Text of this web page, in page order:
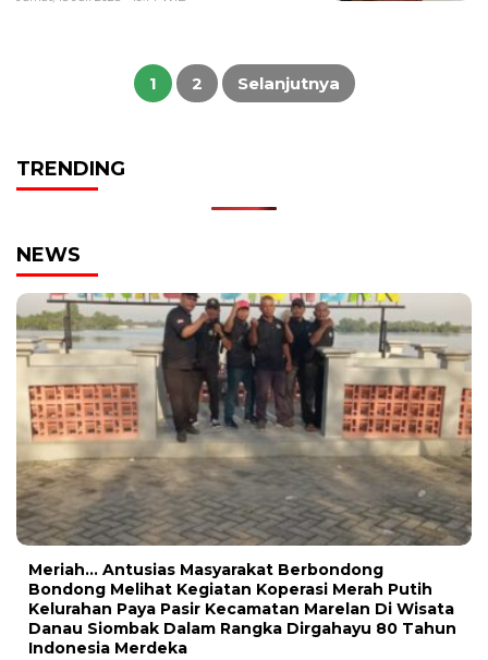
Paginasi
1 2 Selanjutnya
TRENDING
NEWS
Meriah… Antusias Masyarakat Berbondong
Bondong Melihat Kegiatan Koperasi Merah Putih
Kelurahan Paya Pasir Kecamatan Marelan Di Wisata
Danau Siombak Dalam Rangka Dirgahayu 80 Tahun
Indonesia Merdeka